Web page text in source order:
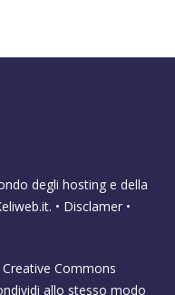
degli hosting e della
. • Disclamer •
Creative Commons
allo stesso modo